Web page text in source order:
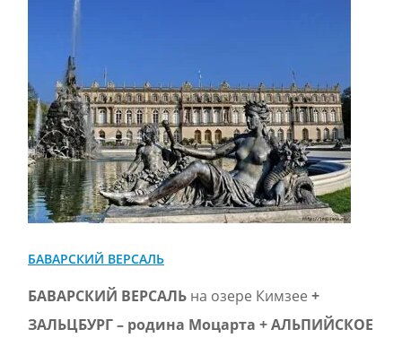
БАВАРСКИЙ ВЕРСАЛЬ
БАВАРСКИЙ ВЕРСАЛЬ на озере Кимзее +
ЗАЛЬЦБУРГ – родина Моцарта + АЛЬПИЙСКОЕ